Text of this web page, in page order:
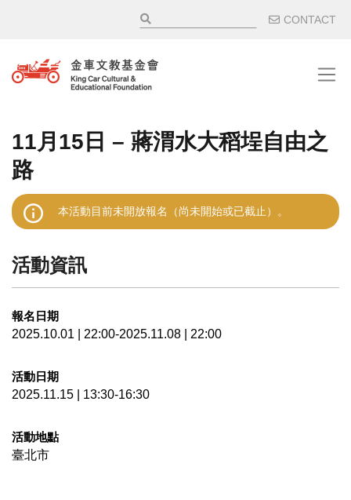
輔助選
CONTACT
11月15日 – 蔣渭水大稻埕自由之
路
本活動目前未開放報名（尚未開始或已截止）。
活動資訊
報名日期
2025.10.01 | 22:00-2025.11.08 | 22:00
活動日期
2025.11.15 | 13:30-16:30
活動地點
臺北市